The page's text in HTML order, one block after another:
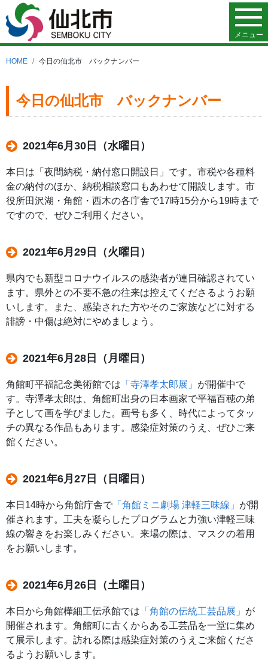
メニュー
HOME 今日の仙北市 バックナンバー
今日の仙北市 バックナンバー
2021年6月30日（水曜日）
本日は「夜間納税・納付窓口開設日」です。市税や各種料
金の納付のほか、納税相談窓口もあわせて開設します。市
役所田沢湖・角館・西木の各庁舎で17時15分から19時まで
ですので、ぜひご利用ください。
2021年6月29日（火曜日）
県内でも新型コロナウイルスの感染者が連日確認されてい
ます。県外との不要不急の往来は控えてくださるようお願
いします。また、感染された方やそのご家族などに対する
誹謗・中傷は絶対にやめましょう。
2021年6月28日（月曜日）
角館町平福記念美術館では 「寺澤孝太郎展」 が開催中で
す。寺澤孝太郎は、角館町出身の日本画家で平福百穂の弟
子として画を学びました。画号も多く、時代によってタッ
チの異なる作品もあります。感染症対策のうえ、ぜひご来
館ください。
2021年6月27日（日曜日）
本日14時から角館庁舎で 「角館ミニ劇場 津軽三味線」 が開
催されます。工夫を凝らしたプログラムと力強い津軽三味
線の響きをお楽しみください。来場の際は、マスクの着用
をお願いします。
2021年6月26日（土曜日）
本日から角館樺細工伝承館では 「角館の伝統工芸品展」 が
開催されます。角館町に古くからある工芸品を一堂に集め
て展示します。訪れる際は感染症対策のうえご来館くださ
るようお願いします。